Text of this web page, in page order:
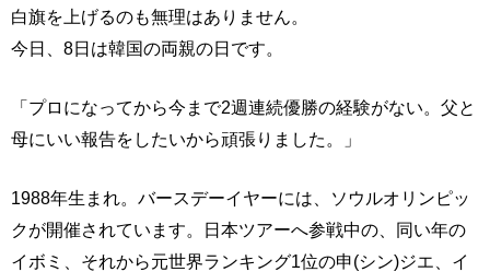
白旗を上げるのも無理はありません。
今日、8日は韓国の両親の日です。
「プロになってから今まで2週連続優勝の経験がない。父と
母にいい報告をしたいから頑張りました。」
1988年生まれ。バースデーイヤーには、ソウルオリンピッ
クが開催されています。日本ツアーへ参戦中の、同い年の
イボミ、それから元世界ランキング1位の申(シン)ジエ、イ